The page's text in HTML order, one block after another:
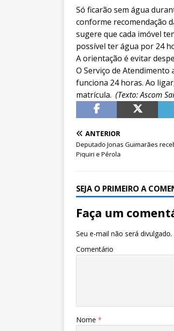
Só ficarão sem água
conforme recomendação
sugere que cada imóvel
possível ter água por 24
A orientação é evitar
O Serviço de Atendimento
funciona 24 horas. Ao
matrícula. (Texto: Ascom
ANTERIOR
Deputado Jonas Guimarães
Piquiri e Pérola
SEJA O PRIMEIRO A
Faça um
Seu e-mail não será divulgado.
Comentário
Nome *